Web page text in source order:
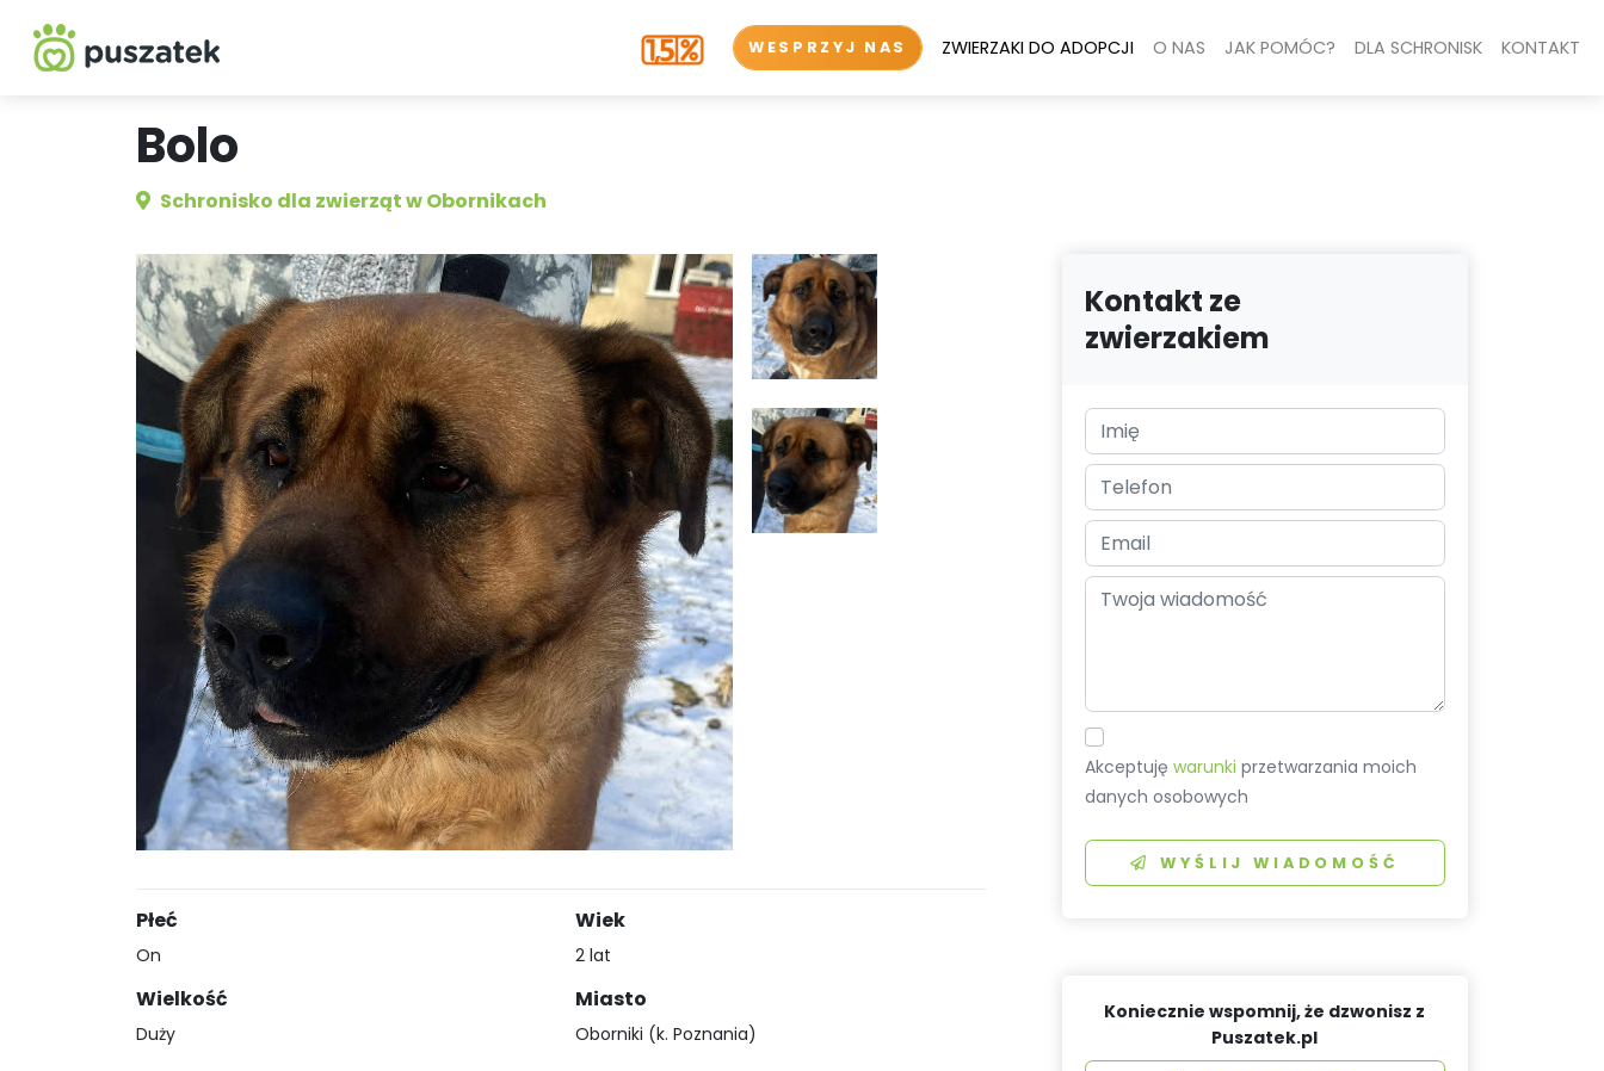
WESPRZYJ NAS ZWIERZAKI DO ADOPCJI O NAS JAK POMÓC? DLA SCHRONISK KONTAKT
Bolo
Schronisko dla zwierząt w Obornikach
Płeć
On
Wielkość
Duży
Wiek
2 lat
Miasto
Oborniki (k. Poznania)
Kontakt ze
zwierzakiem
Akceptujęwarunki przetwarzania moich
danych osobowych
WYŚLIJ WIADOMOŚĆ
Koniecznie wspomnij, że dzwonisz z
Puszatek.pl